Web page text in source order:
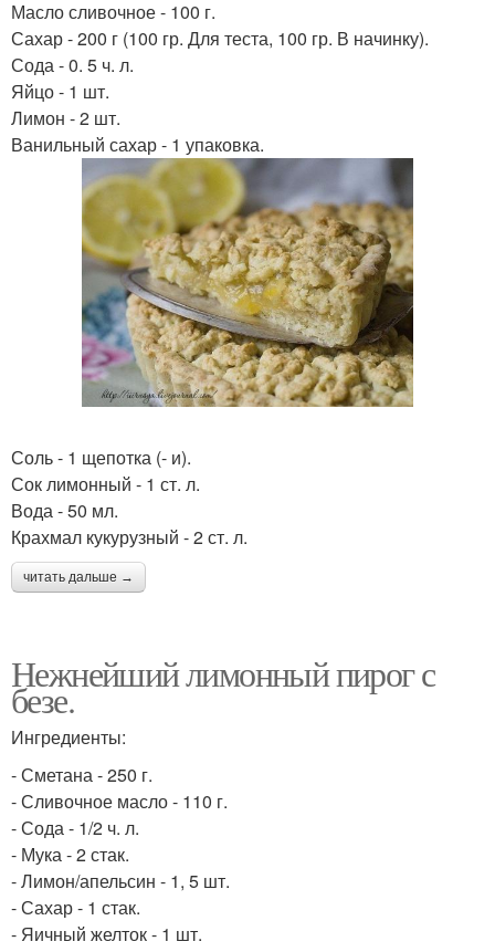
Масло сливочное - 100 г.
Сахар - 200 г (100 гр. Для теста, 100 гр. В начинку).
Сода - 0. 5 ч. л.
Яйцо - 1 шт.
Лимон - 2 шт.
Ванильный сахар - 1 упаковка.
Соль - 1 щепотка (- и).
Сок лимонный - 1 ст. л.
Вода - 50 мл.
Крахмал кукурузный - 2 ст. л.
читать дальше →
Нежнейший лимонный пирог с
безе.
Ингредиенты:
- Сметана - 250 г.
- Сливочное масло - 110 г.
- Сода - 1/2 ч. л.
- Мука - 2 стак.
- Лимон/апельсин - 1, 5 шт.
- Сахар - 1 стак.
- Яичный желток - 1 шт.